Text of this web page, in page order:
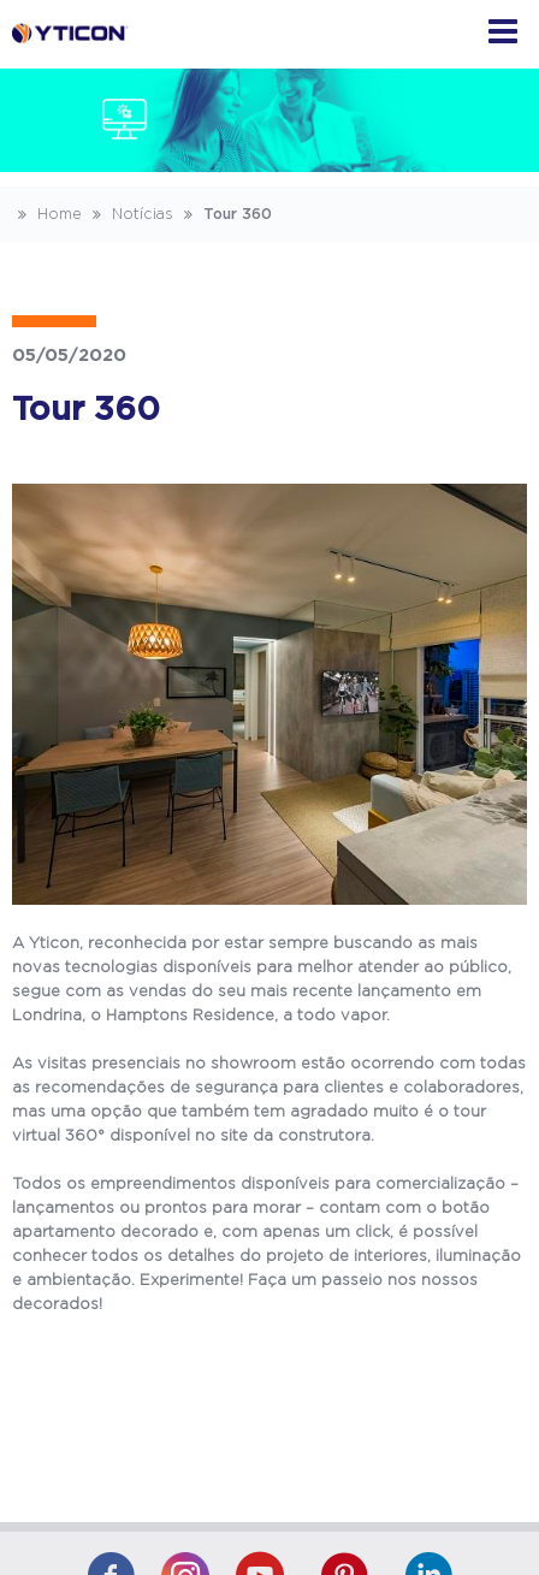
Home Notícias Tour 360
05/05/2020
Tour 360
A Yticon, reconhecida por estar sempre buscando as mais
novas tecnologias disponíveis para melhor atender ao público,
segue com as vendas do seu mais recente lançamento em
Londrina, o Hamptons Residence, a todo vapor.
As visitas presenciais no showroom estão ocorrendo com todas
as recomendações de segurança para clientes e colaboradores,
mas uma opção que também tem agradado muito é o tour
virtual 360° disponível no site da construtora.
Todos os empreendimentos disponíveis para comercialização –
lançamentos ou prontos para morar – contam com o botão
apartamento decorado e, com apenas um click, é possível
conhecer todos os detalhes do projeto de interiores, iluminação
e ambientação. Experimente! Faça um passeio nos nossos
decorados!